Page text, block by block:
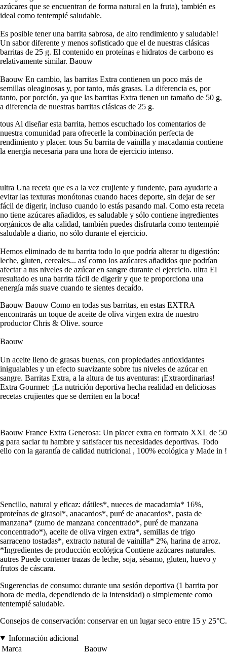
azúcares que se encuentran de forma natural en la fruta), también es
ideal como tentempié saludable.
Es posible tener una barrita sabrosa, de alto rendimiento y saludable!
Un sabor diferente y menos sofisticado que el de nuestras clásicas
barritas de 25 g. El contenido en proteínas e hidratos de carbono es
relativamente similar. Baouw
Baouw En cambio, las barritas Extra contienen un poco más de
semillas oleaginosas y, por tanto, más grasas. La diferencia es, por
tanto, por porción, ya que las barritas Extra tienen un tamaño de 50 g,
a diferencia de nuestras barritas clásicas de 25 g.
tous Al diseñar esta barrita, hemos escuchado los comentarios de
nuestra comunidad para ofrecerle la combinación perfecta de
rendimiento y placer. tous Su barrita de vainilla y macadamia contiene
la energía necesaria para una hora de ejercicio intenso.
ultra Una receta que es a la vez crujiente y fundente, para ayudarte a
evitar las texturas monótonas cuando haces deporte, sin dejar de ser
fácil de digerir, incluso cuando lo estás pasando mal. Como esta receta
no tiene azúcares añadidos, es saludable y sólo contiene ingredientes
orgánicos de alta calidad, también puedes disfrutarla como tentempié
saludable a diario, no sólo durante el ejercicio.
Hemos eliminado de tu barrita todo lo que podría alterar tu digestión:
leche, gluten, cereales... así como los azúcares añadidos que podrían
afectar a tus niveles de azúcar en sangre durante el ejercicio. ultra El
resultado es una barrita fácil de digerir y que te proporciona una
energía más suave cuando te sientes decaído.
Baouw Baouw Como en todas sus barritas, en estas EXTRA
encontrarás un toque de aceite de oliva virgen extra de nuestro
productor Chris & Olive. source
Baouw
Un aceite lleno de grasas buenas, con propiedades antioxidantes
inigualables y un efecto suavizante sobre tus niveles de azúcar en
sangre. Barritas Extra, a la altura de tus aventuras: ¡Extraordinarias!
Extra Gourmet: ¡La nutrición deportiva hecha realidad en deliciosas
recetas crujientes que se derriten en la boca!
Baouw France Extra Generosa: Un placer extra en formato XXL de 50
g para saciar tu hambre y satisfacer tus necesidades deportivas. Todo
ello con la garantía de calidad nutricional , 100% ecológica y Made in !
Sencillo, natural y eficaz: dátiles*, nueces de macadamia* 16%,
proteínas de girasol*, anacardos*, puré de anacardos*, pasta de
manzana* (zumo de manzana concentrado*, puré de manzana
concentrado*), aceite de oliva virgen extra*, semillas de trigo
sarraceno tostadas*, extracto natural de vainilla* 2%, harina de arroz.
*Ingredientes de producción ecológica Contiene azúcares naturales.
autres Puede contener trazas de leche, soja, sésamo, gluten, huevo y
frutos de cáscara.
Sugerencias de consumo: durante una sesión deportiva (1 barrita por
hora de media, dependiendo de la intensidad) o simplemente como
tentempié saludable.
Consejos de conservación: conservar en un lugar seco entre 15 y 25°C.
Información adicional
Marca
Baouw